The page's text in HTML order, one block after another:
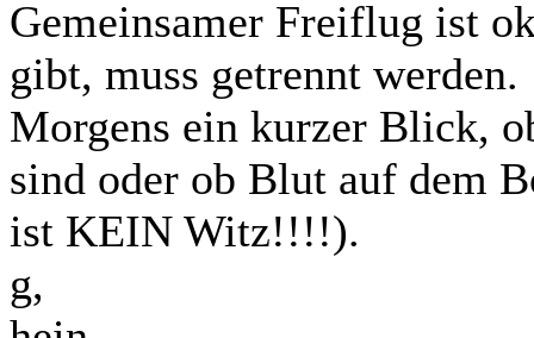
Gemeinsamer Freiflug ist
gibt, muss getrennt werden.
Morgens ein kurzer Blick,
sind oder ob Blut auf dem
ist KEIN Witz!!!!).
g,